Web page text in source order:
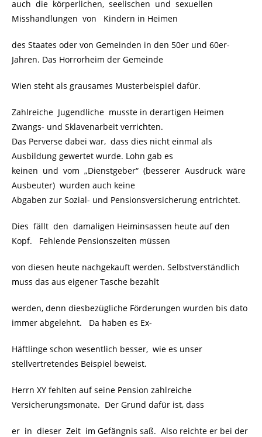
auch die körperlichen, seelischen und sexuellen
Misshandlungen von Kindern in Heimen
des Staates oder von Gemeinden in den 50er und 60er-
Jahren. Das Horrorheim der Gemeinde
Wien steht als grausames Musterbeispiel dafür.
Zahlreiche Jugendliche musste in derartigen Heimen
Zwangs- und Sklavenarbeit verrichten.
Das Perverse dabei war, dass dies nicht einmal als
Ausbildung gewertet wurde. Lohn gab es
keinen und vom „Dienstgeber“ (besserer Ausdruck wäre
Ausbeuter) wurden auch keine
Abgaben zur Sozial- und Pensionsversicherung entrichtet.
Dies fällt den damaligen Heiminsassen heute auf den
Kopf. Fehlende Pensionszeiten müssen
von diesen heute nachgekauft werden. Selbstverständlich
muss das aus eigener Tasche bezahlt
werden, denn diesbezügliche Förderungen wurden bis dato
immer abgelehnt. Da haben es Ex-
Häftlinge schon wesentlich besser, wie es unser
stellvertretendes Beispiel beweist.
Herrn XY fehlten auf seine Pension zahlreiche
Versicherungsmonate. Der Grund dafür ist, dass
er in dieser Zeit im Gefängnis saß. Also reichte er bei der